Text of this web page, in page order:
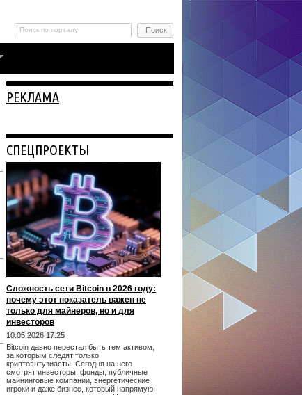
РЕКЛАМА
СПЕЦПРОЕКТЫ
Сложность сети Bitcoin в 2026 году:
почему этот показатель важен не
только для майнеров, но и для
инвесторов
10.05.2026 17:25
Bitcoin давно перестал быть тем активом,
за которым следят только
криптоэнтузиасты. Сегодня на него
смотрят инвесторы, фонды, публичные
майнинговые компании, энергетические
игроки и даже бизнес, который напрямую